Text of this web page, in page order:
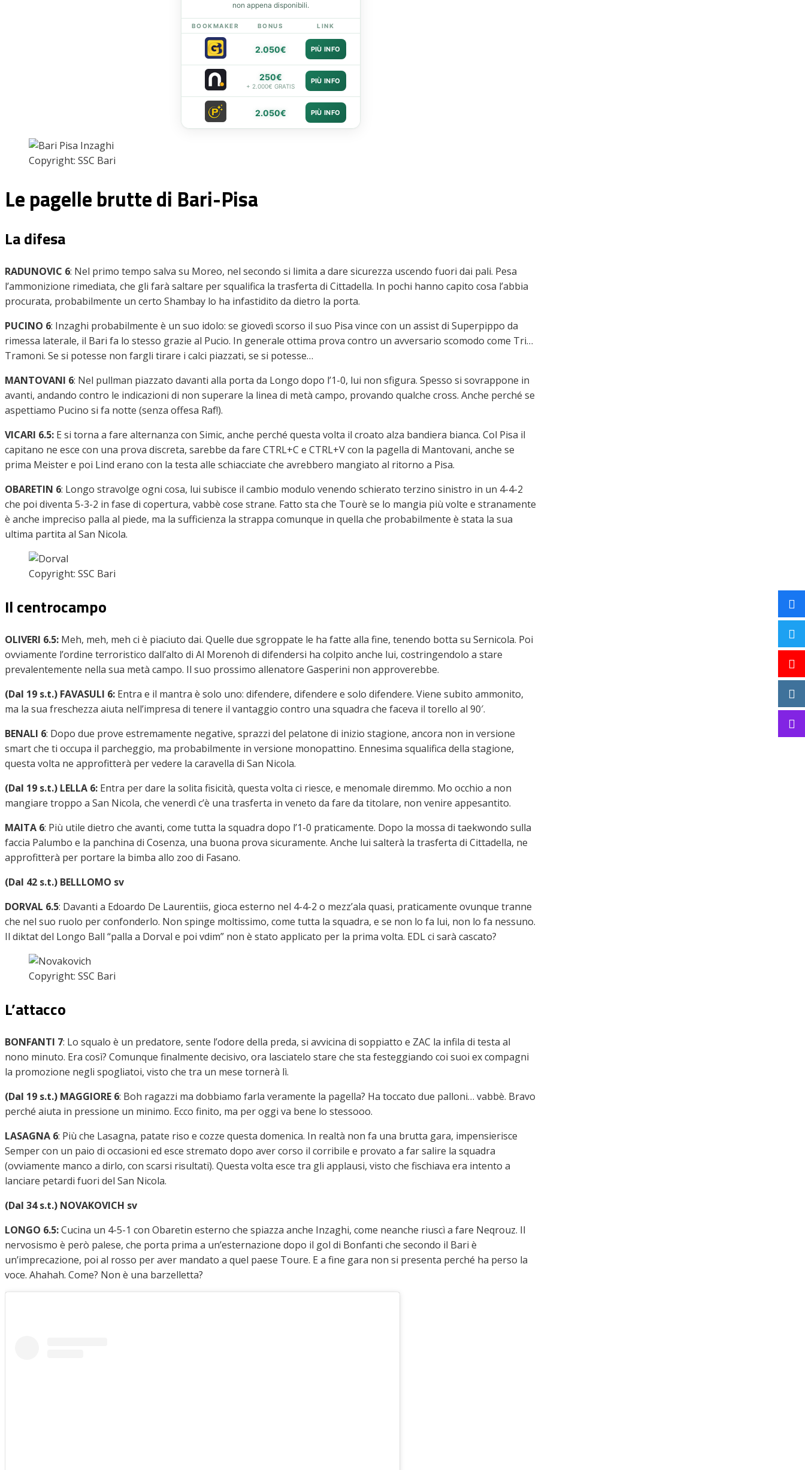
non appena disponibili.
BOOKMAKER BONUS LINK
2.050€ PIÙ INFO
250€
+ 2.000€ GRATIS
PIÙ INFO
2.050€ PIÙ INFO
Copyright: SSC Bari
Le pagelle brutte di Bari-Pisa
La difesa
RADUNOVIC 6: Nel primo tempo salva su Moreo, nel secondo si limita a dare sicurezza uscendo fuori dai pali. Pesa
l’ammonizione rimediata, che gli farà saltare per squalifica la trasferta di Cittadella. In pochi hanno capito cosa l’abbia
procurata, probabilmente un certo Shambay lo ha infastidito da dietro la porta.
PUCINO 6: Inzaghi probabilmente è un suo idolo: se giovedì scorso il suo Pisa vince con un assist di Superpippo da
rimessa laterale, il Bari fa lo stesso grazie al Pucio. In generale ottima prova contro un avversario scomodo come Tri…
Tramoni. Se si potesse non fargli tirare i calci piazzati, se si potesse…
MANTOVANI 6: Nel pullman piazzato davanti alla porta da Longo dopo l’1-0, lui non sfigura. Spesso si sovrappone in
avanti, andando contro le indicazioni di non superare la linea di metà campo, provando qualche cross. Anche perché se
aspettiamo Pucino si fa notte (senza offesa Raf!).
VICARI 6.5: E si torna a fare alternanza con Simic, anche perché questa volta il croato alza bandiera bianca. Col Pisa il
capitano ne esce con una prova discreta, sarebbe da fare CTRL+C e CTRL+V con la pagella di Mantovani, anche se
prima Meister e poi Lind erano con la testa alle schiacciate che avrebbero mangiato al ritorno a Pisa.
OBARETIN 6: Longo stravolge ogni cosa, lui subisce il cambio modulo venendo schierato terzino sinistro in un 4-4-2
che poi diventa 5-3-2 in fase di copertura, vabbè cose strane. Fatto sta che Tourè se lo mangia più volte e stranamente
è anche impreciso palla al piede, ma la sufficienza la strappa comunque in quella che probabilmente è stata la sua
ultima partita al San Nicola.
Copyright: SSC Bari
Il centrocampo
OLIVERI 6.5: Meh, meh, meh ci è piaciuto dai. Quelle due sgroppate le ha fatte alla fine, tenendo botta su Sernicola. Poi
ovviamente l’ordine terroristico dall’alto di Al Morenoh di difendersi ha colpito anche lui, costringendolo a stare
prevalentemente nella sua metà campo. Il suo prossimo allenatore Gasperini non approverebbe.
(Dal 19 s.t.) FAVASULI 6: Entra e il mantra è solo uno: difendere, difendere e solo difendere. Viene subito ammonito,
ma la sua freschezza aiuta nell’impresa di tenere il vantaggio contro una squadra che faceva il torello al 90′.
BENALI 6: Dopo due prove estremamente negative, sprazzi del pelatone di inizio stagione, ancora non in versione
smart che ti occupa il parcheggio, ma probabilmente in versione monopattino. Ennesima squalifica della stagione,
questa volta ne approfitterà per vedere la caravella di San Nicola.
(Dal 19 s.t.) LELLA 6: Entra per dare la solita fisicità, questa volta ci riesce, e menomale diremmo. Mo occhio a non
mangiare troppo a San Nicola, che venerdì c’è una trasferta in veneto da fare da titolare, non venire appesantito.
MAITA 6: Più utile dietro che avanti, come tutta la squadra dopo l’1-0 praticamente. Dopo la mossa di taekwondo sulla
faccia Palumbo e la panchina di Cosenza, una buona prova sicuramente. Anche lui salterà la trasferta di Cittadella, ne
approfitterà per portare la bimba allo zoo di Fasano.
(Dal 42 s.t.) BELLLOMO sv
DORVAL 6.5: Davanti a Edoardo De Laurentiis, gioca esterno nel 4-4-2 o mezz’ala quasi, praticamente ovunque tranne
che nel suo ruolo per confonderlo. Non spinge moltissimo, come tutta la squadra, e se non lo fa lui, non lo fa nessuno.
Il diktat del Longo Ball “palla a Dorval e poi vdim” non è stato applicato per la prima volta. EDL ci sarà cascato?
Copyright: SSC Bari
L’attacco
BONFANTI 7: Lo squalo è un predatore, sente l’odore della preda, si avvicina di soppiatto e ZAC la infila di testa al
nono minuto. Era così? Comunque finalmente decisivo, ora lasciatelo stare che sta festeggiando coi suoi ex compagni
la promozione negli spogliatoi, visto che tra un mese tornerà lì.
(Dal 19 s.t.) MAGGIORE 6: Boh ragazzi ma dobbiamo farla veramente la pagella? Ha toccato due palloni… vabbè. Bravo
perché aiuta in pressione un minimo. Ecco finito, ma per oggi va bene lo stessooo.
LASAGNA 6: Più che Lasagna, patate riso e cozze questa domenica. In realtà non fa una brutta gara, impensierisce
Semper con un paio di occasioni ed esce stremato dopo aver corso il corribile e provato a far salire la squadra
(ovviamente manco a dirlo, con scarsi risultati). Questa volta esce tra gli applausi, visto che fischiava era intento a
lanciare petardi fuori del San Nicola.
(Dal 34 s.t.) NOVAKOVICH sv
LONGO 6.5:Cucina un 4-5-1 con Obaretin esterno che spiazza anche Inzaghi, come neanche riuscì a fare Neqrouz. Il
nervosismo è però palese, che porta prima a un’esternazione dopo il gol di Bonfanti che secondo il Bari è
un’imprecazione, poi al rosso per aver mandato a quel paese Toure. E a fine gara non si presenta perché ha perso la
voce. Ahahah. Come? Non è una barzelletta?